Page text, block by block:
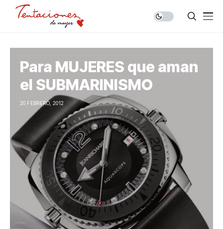
Para MUJERES que aman
el SUBMARINISMO
20 FEBRERO, 2012